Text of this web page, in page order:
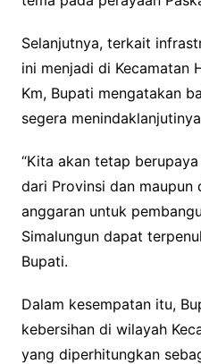
Selanjutnya, terkait
ini menjadi di Kecamatan
Km, Bupati mengatakan
segera
“Kita akan tetap
dari Provinsi dan maupun
anggaran untuk
Simalungun dapat
Bupati.
Dalam kesempatan itu,
kebersihan di wilayah
yang diperhitungkan